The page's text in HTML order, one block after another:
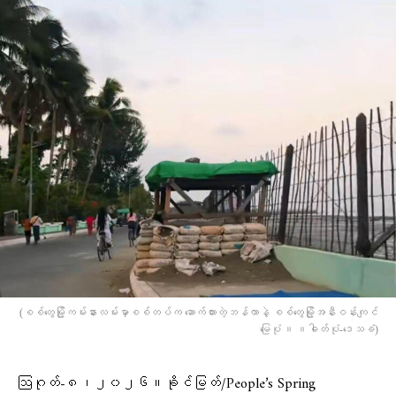
(စစ်တွေမြို့ကမ်းနားလမ်းမှာစစ်တပ်က ဆောက်ထားတဲ့ဘန်ကာနဲ့ စစ်​တွေမြို့အနီးဝန်းကျင်​
မြေပုံ ။ ။ဓါတ်ပုံ-​ဒေသခံ)
ဩဂုတ်-၈၊၂၀၂၆။ခိုင်မြတ်/People’s Spring